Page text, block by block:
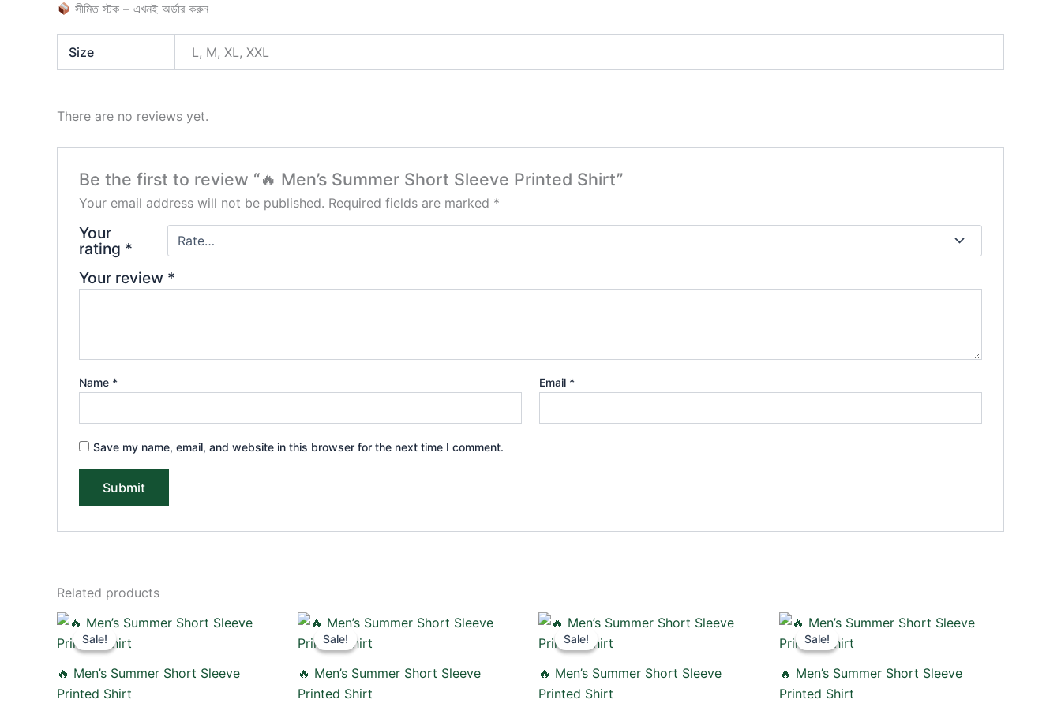
সীমিত স্টক – এখনই অর্ডার করুন
Size L, M, XL, XXL
There are no reviews yet.
Be the first to review “🔥 Men’s Summer Short Sleeve Printed Shirt”
Your email address will not be published. Required fields are marked *
Your
rating *
Your review *
Name * Email *
Save my name, email, and website in this browser for the next time I comment.
Related products
Sale!
Sale!
🔥 Men’s Summer Short Sleeve
Printed Shirt
Original
price
was:
Current
price
Sale!
Sale!
🔥 Men’s Summer Short Sleeve
Printed Shirt
Original
price
was:
Current
price
Sale!
Sale!
🔥 Men’s Summer Short Sleeve
Printed Shirt
Original
price
was:
Current
price
Sale!
Sale!
🔥 Men’s Summer Short Sleeve
Printed Shirt
Original
price
was:
Current
price